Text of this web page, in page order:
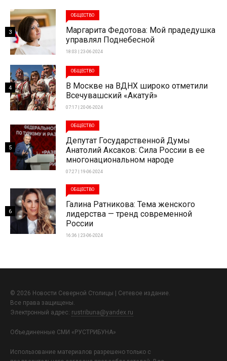
ОБЩЕСТВО
Маргарита Федотова: Мой прадедушка
управлял Поднебесной
18:03 | 23-06-2024
3
ОБЩЕСТВО
В Москве на ВДНХ широко отметили
Всечувашский «Акатуй»
07:17 | 20-06-2024
4
ОБЩЕСТВО
Депутат Государственной Думы
Анатолий Аксаков: Сила России в ее
многонациональном народе
07:27 | 19-06-2024
5
ОБЩЕСТВО
Галина Ратникова: Тема женского
лидерства — тренд современной
России
16:36 | 23-06-2024
6
© 2026 Новости Северной Столицы | Сетевое издание.
Все права защищены.
Электронный адрес: rustribuna@yandex.ru
Объединенные СМИ «РУСТРИБУНА»
Использование материалов разрешено только с